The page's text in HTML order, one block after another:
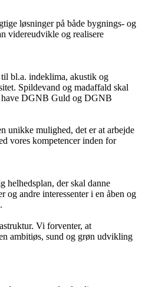
løsninger på både bygnings- og
videreudvikle og realisere
bl.a. indeklima, akustik og
Spildevand og madaffald skal
have DGNB Guld og DGNB
unikke mulighed, det er at arbejde
vores kompetencer inden for
helhedsplan, der skal danne
og andre interessenter i en åben og
Vi forventer, at
ambitiøs, sund og grøn udvikling